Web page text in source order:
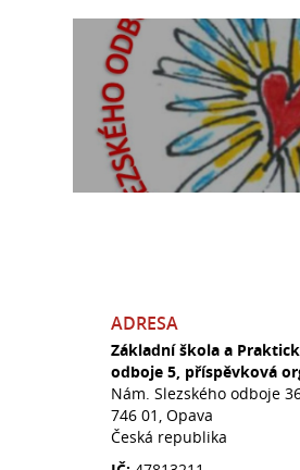
ADRESA
Základní škola a
odboje 5, příspěvková
Nám. Slezského odboje
746 01, Opava
Česká republika